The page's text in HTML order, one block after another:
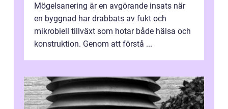
Mögelsanering är en avgörande insats när
en byggnad har drabbats av fukt och
mikrobiell tillväxt som hotar både hälsa och
konstruktion. Genom att förstå ...